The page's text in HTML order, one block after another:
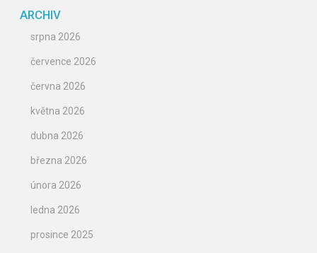
ARCHIV
srpna 2026
července 2026
června 2026
května 2026
dubna 2026
března 2026
února 2026
ledna 2026
prosince 2025